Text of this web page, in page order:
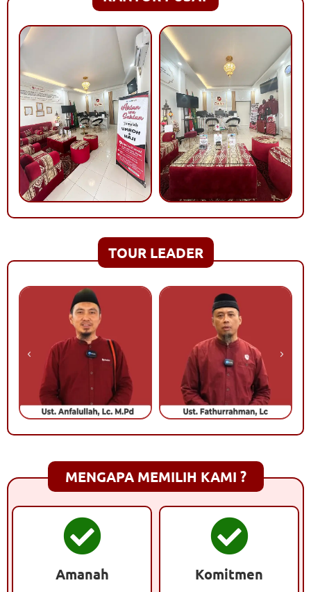
TOUR LEADER
MENGAPA MEMILIH KAMI ?
Amanah Komitmen